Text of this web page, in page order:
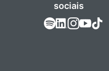
sociais